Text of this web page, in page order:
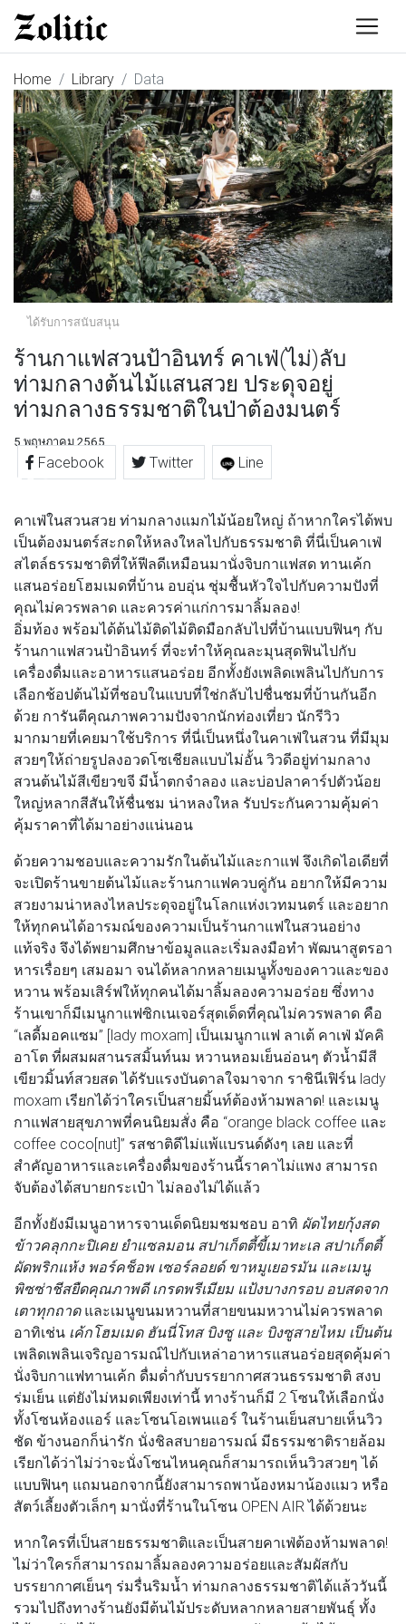
Home Library Data
ได้รับการสนับสนุน
ร้านกาแฟสวนป้าอินทร์ คาเฟ่(ไม่)ลับ
ท่ามกลางต้นไม้แสนสวย ประดุจอยู่
ท่ามกลางธรรมชาติในป่าต้องมนตร์
5 พฤษภาคม 2565
Facebook Twitter Line
คาเฟ่ในสวนสวย ท่ามกลางแมกไม้น้อยใหญ่ ถ้าหากใครได้พบ
เป็นต้องมนตร์สะกดให้หลงใหลไปกับธรรมชาติ ที่นี่เป็นคาเฟ่
สไตล์ธรรมชาติที่ให้ฟีลดีเหมือนมานั่งจิบกาแฟสด ทานเค้ก
แสนอร่อยโฮมเมดที่บ้าน อบอุ่น ชุ่มชื้นหัวใจไปกับความปังที่
คุณไม่ควรพลาด และควรค่าแก่การมาลิ้มลอง!
อิ่มท้อง พร้อมได้ต้นไม้ติดไม้ติดมือกลับไปที่บ้านแบบฟินๆ กับ
ร้านกาแฟสวนป้าอินทร์ ที่จะทำให้คุณละมุนสุดฟินไปกับ
เครื่องดื่มและอาหารแสนอร่อย อีกทั้งยังเพลิดเพลินไปกับการ
เลือกช้อปต้นไม้ที่ชอบในแบบที่ใช่กลับไปชื่นชมที่บ้านกันอีก
ด้วย การันตีคุณภาพความปังจากนักท่องเที่ยว นักรีวิว
มากมายที่เคยมาใช้บริการ ที่นี่เป็นหนึ่งในคาเฟ่ในสวน ที่มีมุม
สวยๆให้ถ่ายรูปลงอวดโซเชียลแบบไม่อั้น วิวดีอยู่ท่ามกลาง
สวนต้นไม้สีเขียวขจี มีน้ำตกจำลอง และบ่อปลาคาร์ปตัวน้อย
ใหญ่หลากสีสันให้ชื่นชม น่าหลงใหล รับประกันความคุ้มค่า
คุ้มราคาที่ได้มาอย่างแน่นอน
ด้วยความชอบและความรักในต้นไม้และกาแฟ จึงเกิดไอเดียที่
จะเปิดร้านขายต้นไม้และร้านกาแฟควบคู่กัน อยากให้มีความ
สวยงามน่าหลงไหลประดุจอยู่ในโลกแห่งเวทมนตร์ และอยาก
ให้ทุกคนได้อารมณ์ของความเป็นร้านกาแฟในสวนอย่าง
แท้จริง จึงได้พยามศึกษาข้อมูลและเริ่มลงมือทำ พัฒนาสูตรอา
หารเรื่อยๆ เสมอมา จนได้หลากหลายเมนูทั้งของคาวและของ
หวาน พร้อมเสิร์ฟให้ทุกคนได้มาลิ้มลองความอร่อย ซึ่งทาง
ร้านเขาก็มีเมนูกาแฟซิกเนเจอร์สุดเด็ดที่คุณไม่ควรพลาด คือ
“เลดี้มอคแซม” [lady moxam] เป็นเมนูกาแฟ ลาเต้ คาเฟ่ มัคคิ
อาโต ที่ผสมผสานรสมิ้นท์นม หวานหอมเย็นอ่อนๆ ตัวน้ำมีสี
เขียวมิ้นท์สวยสด ได้รับแรงบันดาลใจมาจาก ราชินีเฟิร์น lady
moxam เรียกได้ว่าใครเป็นสายมิ้นท์ต้องห้ามพลาด! และเมนู
กาแฟสายสุขภาพที่คนนิยมสั่ง คือ “orange black coffee และ
coffee coco[nut]” รสชาติดีไม่แพ้แบรนด์ดังๆ เลย และที่
สำคัญอาหารและเครื่องดื่มของร้านนี้ราคาไม่แพง สามารถ
จับต้องได้สบายกระเป๋า ไม่ลองไม่ได้แล้ว
อีกทั้งยังมีเมนูอาหารจานเด็ดนิยมชมชอบ อาทิ ผัดไทยกุ้งสด
ข้าวคลุกกะปิเคย ยำแซลมอน สปาเก็ตตี้ขี้เมาทะเล สปาเก็ตตี้
ผัดพริกแห้ง พอร์คช็อพ เซอร์ลอยด์ ขาหมูเยอรมัน และเมนู
พิซซ่าชีสยืดคุณภาพดี เกรดพรีเมียม แป้งบางกรอบ อบสดจาก
เตาทุกถาด และเมนูขนมหวานที่สายขนมหวานไม่ควรพลาด
อาทิเช่น เค้กโฮมเมด ฮันนี่โทส บิงซู และ บิงซูสายไหม เป็นต้น
เพลิดเพลินเจริญอารมณ์ไปกับเหล่าอาหารแสนอร่อยสุดคุ้มค่า
นั่งจิบกาแฟทานเค้ก ดื่มด่ำกับบรรยากาศสวนธรรมชาติ สงบ
ร่มเย็น แต่ยังไม่หมดเพียงเท่านี้ ทางร้านก็มี 2 โซนให้เลือกนั่ง
ทั้งโซนห้องแอร์ และโซนโอเพนแอร์ ในร้านเย็นสบายเห็นวิว
ชัด ข้างนอกก็น่ารัก นั่งชิลสบายอารมณ์ มีธรรมชาติรายล้อม
เรียกได้ว่าไม่ว่าจะนั่งโซนไหนคุณก็สามารถเห็นวิวสวยๆ ได้
แบบฟินๆ แถมนอกจากนี้ยังสามารถพาน้องหมาน้องแมว หรือ
สัตว์เลี้ยงตัวเล็กๆ มานั่งที่ร้านในโซน OPEN AIR ได้ด้วยนะ
หากใครที่เป็นสายธรรมชาติและเป็นสายคาเฟ่ต้องห้ามพลาด!
ไม่ว่าใครก็สามารถมาลิ้มลองความอร่อยและสัมผัสกับ
บรรยากาศเย็นๆ ร่มรื่นริมน้ำ ท่ามกลางธรรมชาติได้แล้ววันนี้
รวมไปถึงทางร้านยังมีต้นไม้ประดับหลากหลายสายพันธุ์ ทั้ง